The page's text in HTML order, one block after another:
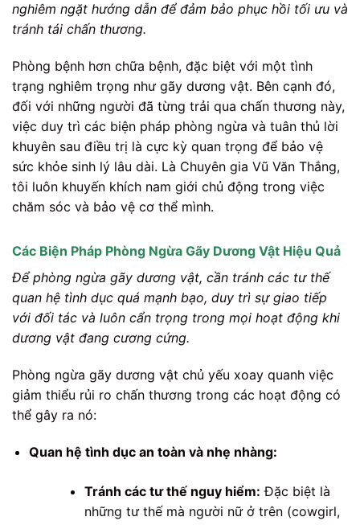
nghiêm ngặt hướng dẫn để đảm bảo phục hồi tối ưu và
tránh tái chấn thương.
Phòng bệnh hơn chữa bệnh, đặc biệt với một tình
trạng nghiêm trọng như gãy dương vật. Bên cạnh đó,
đối với những người đã từng trải qua chấn thương này,
việc duy trì các biện pháp phòng ngừa và tuân thủ lời
khuyên sau điều trị là cực kỳ quan trọng để bảo vệ
sức khỏe sinh lý lâu dài. Là Chuyên gia Vũ Văn Thắng,
tôi luôn khuyến khích nam giới chủ động trong việc
chăm sóc và bảo vệ cơ thể mình.
Các Biện Pháp Phòng Ngừa Gãy Dương Vật Hiệu Quả
Để phòng ngừa gãy dương vật, cần tránh các tư thế
quan hệ tình dục quá mạnh bạo, duy trì sự giao tiếp
với đối tác và luôn cẩn trọng trong mọi hoạt động khi
dương vật đang cương cứng.
Phòng ngừa gãy dương vật chủ yếu xoay quanh việc
giảm thiểu rủi ro chấn thương trong các hoạt động có
thể gây ra nó:
Quan hệ tình dục an toàn và nhẹ nhàng:
Tránh các tư thế nguy hiểm: Đặc biệt là
những tư thế mà người nữ ở trên (cowgirl,